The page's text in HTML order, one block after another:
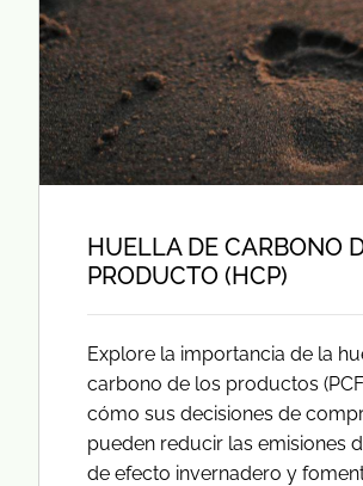
HUELLA DE CARBONO
PRODUCTO (HCP)
Explore la importancia de la
carbono de los productos
cómo sus decisiones de
pueden reducir las emisiones
de efecto invernadero y